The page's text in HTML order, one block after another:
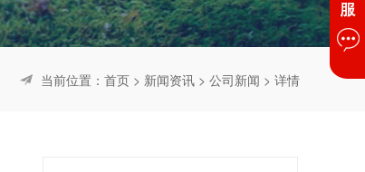
当前位置： 首页 > 新闻资讯 > 公司新闻 > 详情